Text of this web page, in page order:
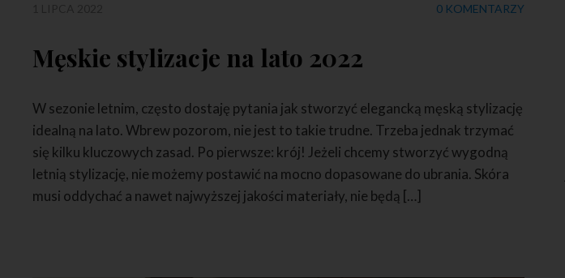
0 KOMENTARZY
Męskie stylizacje na lato 2022
W sezonie letnim, często dostaję pytania jak stworzyć elegancką męską stylizację
idealną na lato. Wbrew pozorom, nie jest to takie trudne. Trzeba jednak trzymać
się kilku kluczowych zasad. Po pierwsze: krój! Jeżeli chcemy stworzyć wygodną
letnią stylizację, nie możemy postawić na mocno dopasowane do ubrania. Skóra
musi oddychać a nawet najwyższej jakości materiały, nie będą […]